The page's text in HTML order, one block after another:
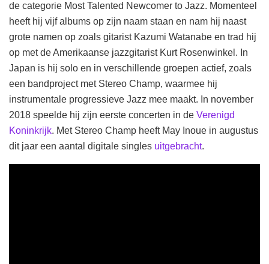
de categorie Most Talented Newcomer to Jazz. Momenteel
heeft hij vijf albums op zijn naam staan en nam hij naast
grote namen op zoals gitarist Kazumi Watanabe en trad hij
op met de Amerikaanse jazzgitarist Kurt Rosenwinkel. In
Japan is hij solo en in verschillende groepen actief, zoals
een bandproject met Stereo Champ, waarmee hij
instrumentale progressieve Jazz mee maakt. In november
2018 speelde hij zijn eerste concerten in de Verenigd
Koninkrijk. Met Stereo Champ heeft May Inoue in augustus
dit jaar een aantal digitale singles uitgebracht.